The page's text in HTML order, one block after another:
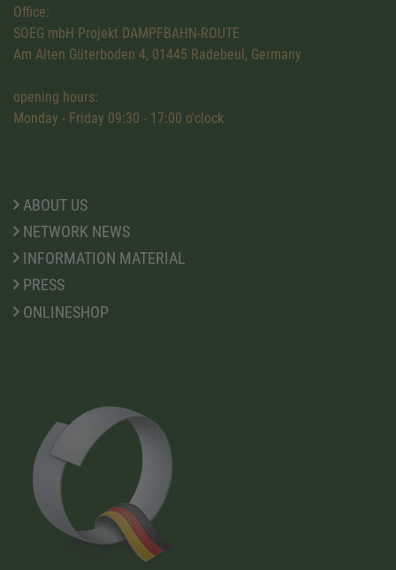
Office:
SOEG mbH Projekt DAMPFBAHN-ROUTE
Am Alten Güterboden 4, 01445 Radebeul, Germany
opening hours:
Monday - Friday 09:30 - 17:00 o'clock
ABOUT US
NETWORK NEWS
INFORMATION MATERIAL
PRESS
ONLINESHOP